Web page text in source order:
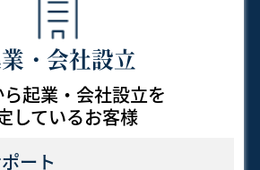
・会社設立
ら起業・会社設立を
しているお客様
ート